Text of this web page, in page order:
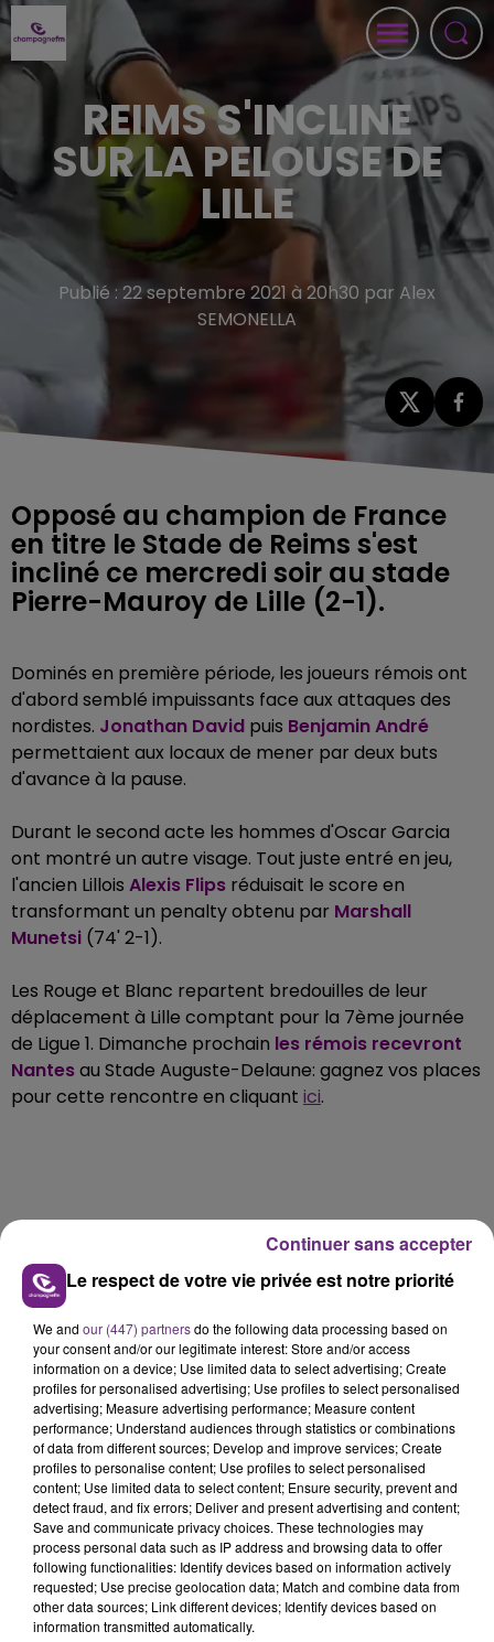
REIMS S'INCLINE
SUR LA PELOUSE DE
LILLE
Publié : 22 septembre 2021 à 20h30 par Alex
SEMONELLA
Opposé au champion de France
en titre le Stade de Reims s'est
incliné ce mercredi soir au stade
Pierre-Mauroy de Lille (2-1).
Dominés en première période, les joueurs rémois ont
d'abord semblé impuissants face aux attaques des
nordistes. Jonathan David puis Benjamin André
permettaient aux locaux de mener par deux buts
d'avance à la pause.
Durant le second acte les hommes d'Oscar Garcia
ont montré un autre visage. Tout juste entré en jeu,
l'ancien Lillois Alexis Flips réduisait le score en
transformant un penalty obtenu par Marshall
Munetsi (74' 2-1).
Les Rouge et Blanc repartent bredouilles de leur
déplacement à Lille comptant pour la 7ème journée
de Ligue 1. Dimanche prochain les rémois recevront
Nantesau Stade Auguste-Delaune: gagnez vos places
pour cette rencontre en cliquant ici.
FIL D'ACTU
7 août 2026
LA CENTRALE NUCLÉAIRE DE CHOOZ
TOUJOURS À L'ARRÊT
Cela fait déjà une semaine que la centrale
nucléaire ardennaise est à l'arrêt. Une situation
justifiée par la sécheresse intense qui est toujours
présente.
Le respect de votre vie privée est notre priorité
We and our (447) partnersdo the following data processing based on
your consent and/or our legitimate interest: Store and/or access
information on a device; Use limited data to select advertising; Create
profiles for personalised advertising; Use profiles to select personalised
advertising; Measure advertising performance; Measure content
performance; Understand audiences through statistics or combinations
of data from different sources; Develop and improve services; Create
profiles to personalise content; Use profiles to select personalised
content; Use limited data to select content; Ensure security, prevent and
detect fraud, and fix errors; Deliver and present advertising and content;
Save and communicate privacy choices. These technologies may
process personal data such as IP address and browsing data to offer
following functionalities: Identify devices based on information actively
requested; Use precise geolocation data; Match and combine data from
other data sources; Link different devices; Identify devices based on
information transmitted automatically.
Continuer sans accepter